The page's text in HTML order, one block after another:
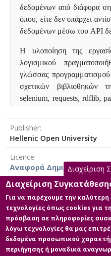
δεδομένων από διάφορα
όπου, είτε δεν υπάρχει
δεδομένων μέσω του API
Η υλοποίηση της
λογισμικού
γλώσσας
σχετικών βιβλιοθηκών
selenium, requests, rdflib,
ανάκτησης δεδομένων από
UEFA Champions League
της διοργάνωσης, ενώ
δεδομένων όπου έγινε η
τη μορφή RDF/Turtle
πακέτου λογισμικού
Edition, η οποία είναι
αντίστοιχου εμπορικού
Publisher
Hellenic Open University
Licence
Αναφορά Δημιουργού-Μη
Main Files
Διπλωματική
Βουλουτάκης
Description:
Διαχείριση
Διαχείριση
Για να παρέχουμε την
τεχνολογίες όπως cookies για
πρόσβαση σε πληροφορίες
λόγω τεχνολογίες θα μας
δεδομένα προσωπικού
περιήγησης ή μοναδικά